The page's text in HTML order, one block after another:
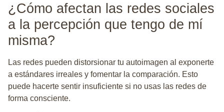
¿Cómo afectan las redes sociales
a la percepción que tengo de mí
misma?
Las redes pueden distorsionar tu autoimagen al exponerte
a estándares irreales y fomentar la comparación. Esto
puede hacerte sentir insuficiente si no usas las redes de
forma consciente.